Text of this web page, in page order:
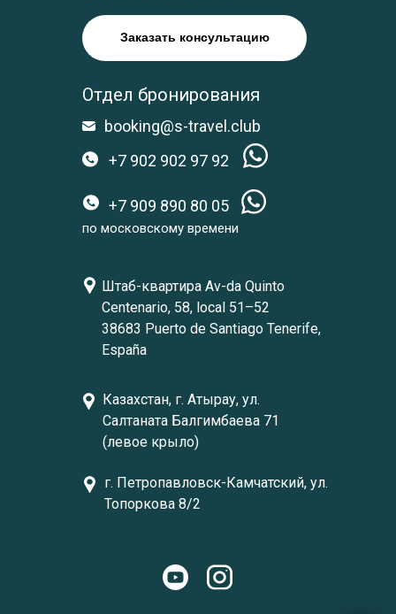
booking@s-travel.club
+7 909 890 80 05
+7 902 902 97 92
Штаб-квартира Av-da Quinto
Centenario, 58, local 51–52
38683 Puerto de Santiago Tenerife,
España
г. Петропавловск-Камчатский, ул.
Топоркова 8/2
Казахстан, г. Атырау, ул.
Салтаната Балгимбаева 71
(левое крыло)
Заказать консультацию
Отдел бронирования
по московскому времени